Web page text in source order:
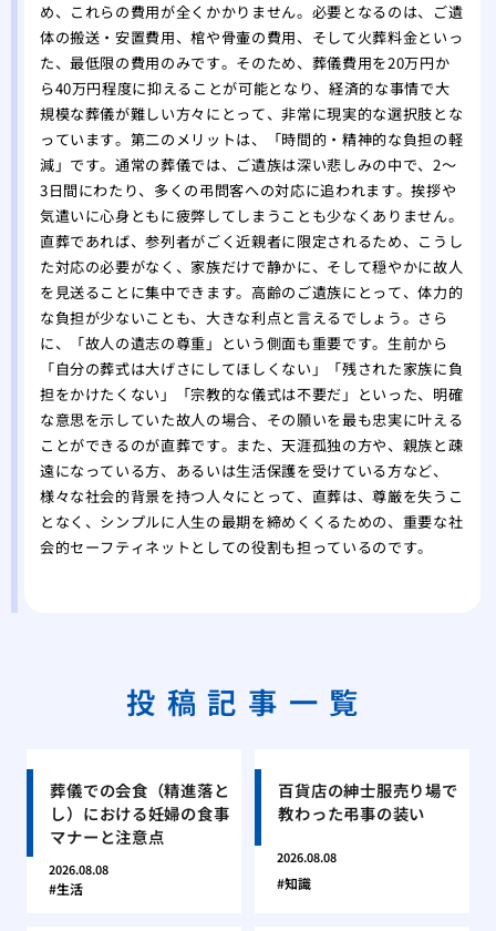
め、これらの費用が全くかかりません。必要となるのは、ご遺
体の搬送・安置費用、棺や骨壷の費用、そして火葬料金といっ
た、最低限の費用のみです。そのため、葬儀費用を20万円か
ら40万円程度に抑えることが可能となり、経済的な事情で大
規模な葬儀が難しい方々にとって、非常に現実的な選択肢とな
っています。第二のメリットは、「時間的・精神的な負担の軽
減」です。通常の葬儀では、ご遺族は深い悲しみの中で、2〜
3日間にわたり、多くの弔問客への対応に追われます。挨拶や
気遣いに心身ともに疲弊してしまうことも少なくありません。
直葬であれば、参列者がごく近親者に限定されるため、こうし
た対応の必要がなく、家族だけで静かに、そして穏やかに故人
を見送ることに集中できます。高齢のご遺族にとって、体力的
な負担が少ないことも、大きな利点と言えるでしょう。さら
に、「故人の遺志の尊重」という側面も重要です。生前から
「自分の葬式は大げさにしてほしくない」「残された家族に負
担をかけたくない」「宗教的な儀式は不要だ」といった、明確
な意思を示していた故人の場合、その願いを最も忠実に叶える
ことができるのが直葬です。また、天涯孤独の方や、親族と疎
遠になっている方、あるいは生活保護を受けている方など、
様々な社会的背景を持つ人々にとって、直葬は、尊厳を失うこ
となく、シンプルに人生の最期を締めくくるための、重要な社
会的セーフティネットとしての役割も担っているのです。
投稿記事一覧
葬儀での会食（精進落と
し）における妊婦の食事
マナーと注意点
2026.08.08
生活
百貨店の紳士服売り場で
教わった弔事の装い
2026.08.08
知識